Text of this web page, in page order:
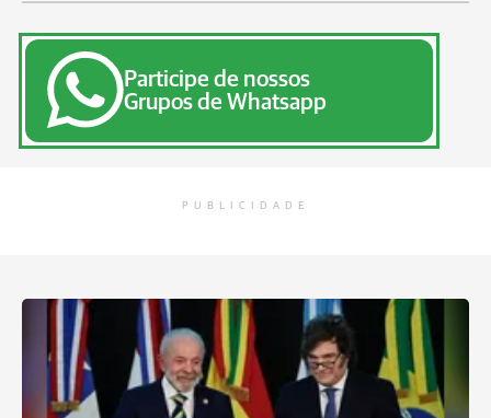
Participe de nossos
Grupos de Whatsapp
PUBLICIDADE